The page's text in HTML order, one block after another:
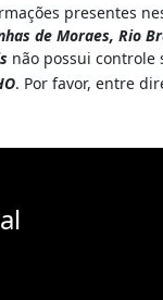
presentes
de Moraes, Rio
não possui controle
. Por favor, entre